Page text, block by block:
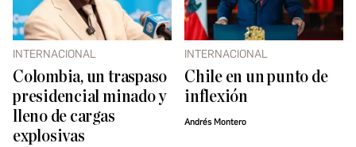
INTERNACIONAL
Colombia, un traspaso
presidencial minado y
lleno de cargas
explosivas
INTERNACIONAL
Chile en un punto de
inflexión
Andrés Montero